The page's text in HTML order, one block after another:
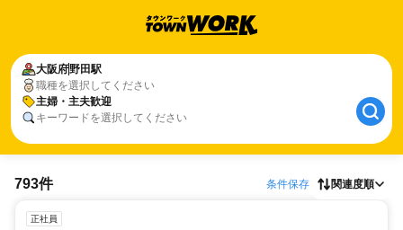
大阪府野田駅
職種を選択してください
主婦・主夫歓迎
キーワードを選択してください
793件 条件保存 関連度順
正社員